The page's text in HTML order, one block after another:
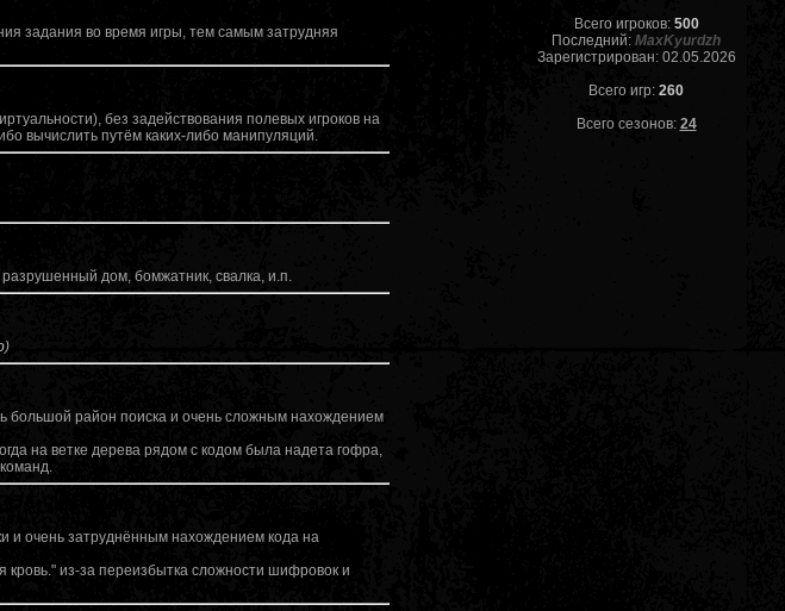
задания во время игры, тем самым затрудняя
без задействования полевых игроков на
вычислить путём каких-либо манипуляций.
дом, бомжатник, свалка, и.п.
)
большой район поиска и очень сложным нахождением
на ветке дерева рядом с кодом была надета гофра,
и очень затруднённым нахождением кода на
из-за переизбытка сложности шифровок и
Всего игроков: 500
Последний: MaxKyurdzh
Зарегистрирован: 02.05.2026
Всего игр: 260
Всего сезонов: 24